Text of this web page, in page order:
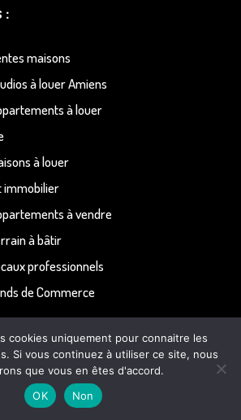
:
maisons
à louer Amiens
à louer
à louer
immobilier
à vendre
à bâtir
professionnels
de Commerce
secteur :
- Albert
cookies uniquement pour connaitre les
Si vous continuez à utiliser ce site, nous
que vous en êtes d'accord.
OK
Non